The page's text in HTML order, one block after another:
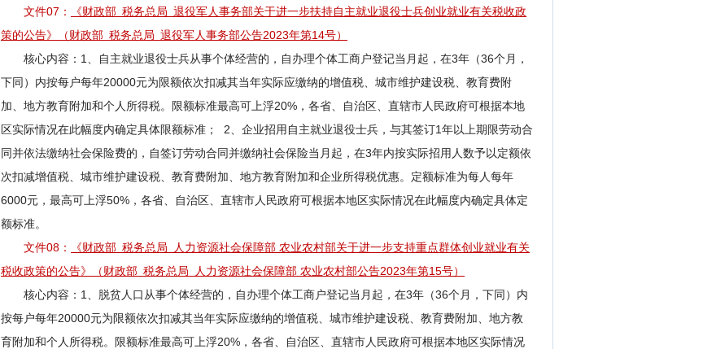
文件07：
《财政部 税务总局 退役军人事务部关于进一步扶持自主就业退役士兵创业就业有关税收政
策的公告》（财政部 税务总局 退役军人事务部公告2023年第14号）
核心内容： 1、自主就业退役士兵从事个体经营的，自办理个体工商户登记当月起，在3年（36个月，
下同）内按每户每年20000元为限额依次扣减其当年实际应缴纳的增值税、城市维护建设税、教育费附
加、地方教育附加和个人所得税。限额标准最高可上浮20%，各省、自治区、直辖市人民政府可根据本地
区实际情况在此幅度内确定具体限额标准； 2、企业招用自主就业退役士兵，与其签订1年以上期限劳动合
同并依法缴纳社会保险费的，自签订劳动合同并缴纳社会保险当月起，在3年内按实际招用人数予以定额依
次扣减增值税、城市维护建设税、教育费附加、地方教育附加和企业所得税优惠。定额标准为每人每年
6000元，最高可上浮50%，各省、自治区、直辖市人民政府可根据本地区实际情况在此幅度内确定具体定
额标准。
文件08：
《财政部 税务总局 人力资源社会保障部 农业农村部关于进一步支持重点群体创业就业有关
税收政策的公告》（财政部 税务总局 人力资源社会保障部 农业农村部公告2023年第15号）
核心内容： 1、脱贫人口从事个体经营的，自办理个体工商户登记当月起，在3年（36个月，下同）内
按每户每年20000元为限额依次扣减其当年实际应缴纳的增值税、城市维护建设税、教育费附加、地方教
育附加和个人所得税。限额标准最高可上浮20%，各省、自治区、直辖市人民政府可根据本地区实际情况